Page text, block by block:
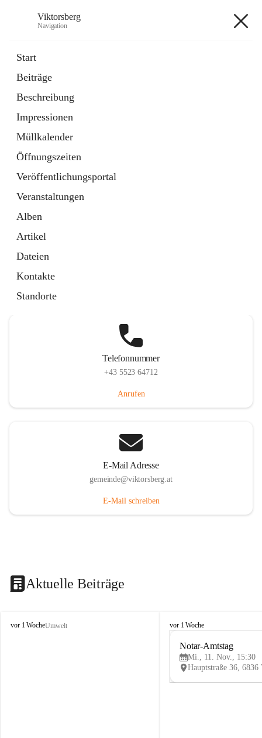
Viktorsberg
Navigation
Start
Beiträge
Beschreibung
Impressionen
Müllkalender
Öffnungszeiten
Veröffentlichungsportal
Veranstaltungen
Alben
Artikel
Dateien
Kontakte
Standorte
1 Schnellzugriff
Bürgerservice
10 Schnellzugriffe
Telefonnummer
+43 5523 64712
Anrufen
E-Mail Adresse
gemeinde@viktorsberg.at
E-Mail schreiben
Aktuelle Beiträge
V
vor 1 WocheUmwelt
V
vor 1 Woche
Notar-Amtstag
Mi., 11. Nov., 15:30